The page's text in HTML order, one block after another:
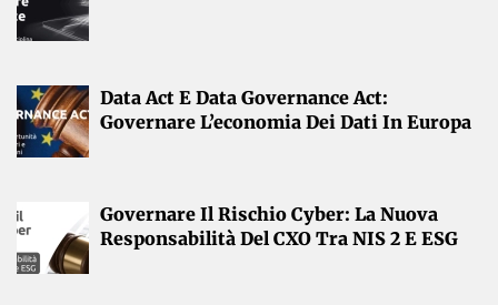
Data Act E Data Governance Act:
Governare L’economia Dei Dati In Europa
Governare Il Rischio Cyber: La Nuova
Responsabilità Del CXO Tra NIS 2 E ESG